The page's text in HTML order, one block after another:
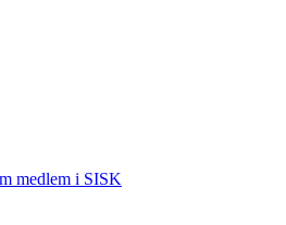
medlem i SISK